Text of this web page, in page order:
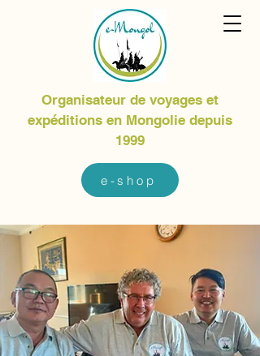
Organisateur de voyages et
expéditions en Mongolie depuis
1999
e-shop